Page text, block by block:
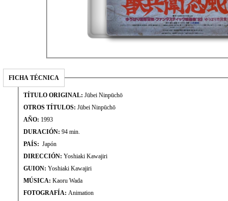
FICHA TÉCNICA
TÍTULO ORIGINAL: Jūbei Ninpūchō
OTROS TÍTULOS: Jūbei Ninpūchō
AÑO: 1993
DURACIÓN: 94 min.
PAÍS: Japón
DIRECCIÓN: Yoshiaki Kawajiri
GUION: Yoshiaki Kawajiri
MÚSICA: Kaoru Wada
FOTOGRAFÍA: Animation